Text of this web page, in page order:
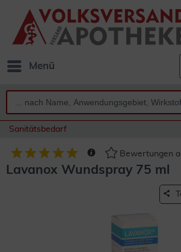
Menü
Sanitätsbedarf
Bewertungen
Lavanox Wundspray 75 ml